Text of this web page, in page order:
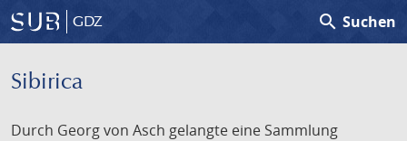
GDZ search Suchen
Sibirica
Durch Georg von Asch gelangte eine Sammlung